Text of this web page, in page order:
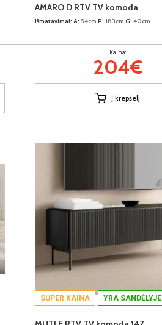
AMARO D RTV TV komoda
Išmatavimai: A: 54cm P: 183cm G: 40cm
Kaina:
204€
Į krepšelį
SUPER KAINA YRA SANDĖLYJE